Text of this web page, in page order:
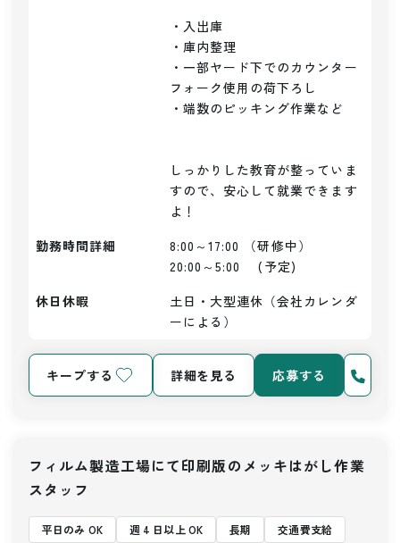
・入出庫
・庫内整理
・一部ヤード下でのカウンター
フォーク使用の荷下ろし
・端数のピッキング作業など
しっかりした教育が整っていま
すので、安心して就業できます
よ！
勤務時間詳細
8:00～17:00 （研修中）
20:00～5:00　 (予定)
休日休暇
土日・大型連休（会社カレンダ
ーによる）
キープする 詳細を見る 応募する
フィルム製造工場にて印刷版のメッキはがし作業
スタッフ
平日のみ OK 週 4 日以上 OK 長期 交通費支給